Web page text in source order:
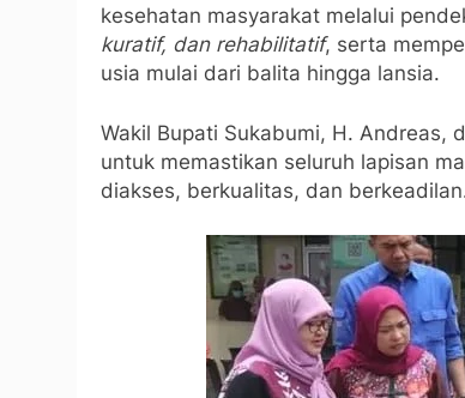
kesehatan masyarakat melalui
kuratif, dan rehabilitatif, serta
usia mulai dari balita hingga lansia.
Wakil Bupati Sukabumi, H. Andreas,
untuk memastikan seluruh lapisan
diakses, berkualitas, dan